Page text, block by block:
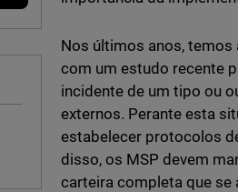
Nos últimos anos,
com um estudo recente
incidente de um tipo ou
externos. Perante esta
estabelecer protocolos
disso, os MSP devem
carteira completa que se